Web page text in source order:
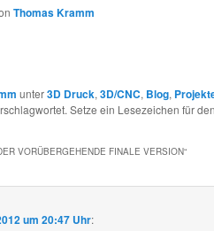
Thomas Kramm
unter3D Druck,3D/CNC, Blog,
Setze ein Lesezeichen für den
VORÜBERGEHENDE FINALE VERSION“
um 20:47 Uhr: